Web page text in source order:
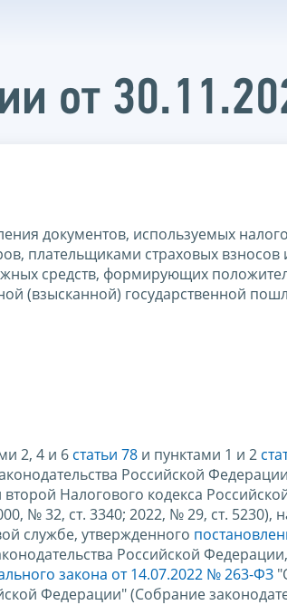
от
документов, используемых
плательщиками страховых
средств, формирующих
(взысканной) государственной
2, 4 и 6 статьи 78 и пунктами 1 и 2
Российской
второй Налогового кодекса
№ 32, ст. 3340; 2022, № 29, ст. 5230),
службе, утвержденного
Российской
закона от 14.07.2022 № 263-ФЗ
Федерации" (Собрание